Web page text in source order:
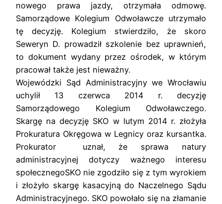
nowego prawa jazdy, otrzymała odmowę.
Samorządowe Kolegium Odwoławcze utrzymało
tę decyzję. Kolegium stwierdziło, że skoro
Seweryn D. prowadził szkolenie bez uprawnień,
to dokument wydany przez ośrodek, w którym
pracował także jest nieważny.
Wojewódzki Sąd Administracyjny we Wrocławiu
uchylił 13 czerwca 2014 r. decyzję
Samorządowego Kolegium Odwoławczego.
Skargę na decyzję SKO w lutym 2014 r. złożyła
Prokuratura Okręgowa w Legnicy oraz kursantka.
Prokurator uznał, że sprawa natury
administracyjnej dotyczy ważnego interesu
społecznegoSKO nie zgodziło się z tym wyrokiem
i złożyło skargę kasacyjną do Naczelnego Sądu
Administracyjnego. SKO powołało się na złamanie